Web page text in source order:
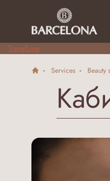
TravelLine
Services Beauty